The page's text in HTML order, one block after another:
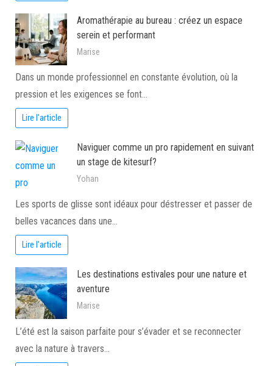
Aromathérapie au bureau : créez un espace
serein et performant
Marise
Dans un monde professionnel en constante évolution, où la
pression et les exigences se font…
Lire l'article
Naviguer comme un pro rapidement en suivant
un stage de kitesurf?
Yohan
Les sports de glisse sont idéaux pour déstresser et passer de
belles vacances dans une…
Lire l'article
Les destinations estivales pour une nature et
aventure
Marise
L’été est la saison parfaite pour s’évader et se reconnecter
avec la nature à travers…